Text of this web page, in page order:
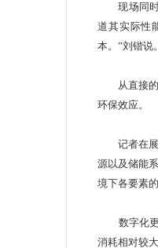
现场同时
道其实际性
本。”刘锴
从直接的
环保效应
记者在展
源以及储能
境下各要素
数字化更
消耗相对较